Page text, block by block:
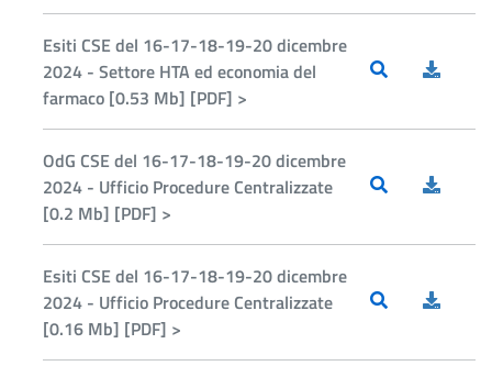
Esiti CSE del 16-17-18-19-20 dicembre
2024 - Settore HTA ed economia del
farmaco [0.53 Mb] [PDF] >
OdG CSE del 16-17-18-19-20 dicembre
2024 - Ufficio Procedure Centralizzate
[0.2 Mb] [PDF] >
Esiti CSE del 16-17-18-19-20 dicembre
2024 - Ufficio Procedure Centralizzate
[0.16 Mb] [PDF] >